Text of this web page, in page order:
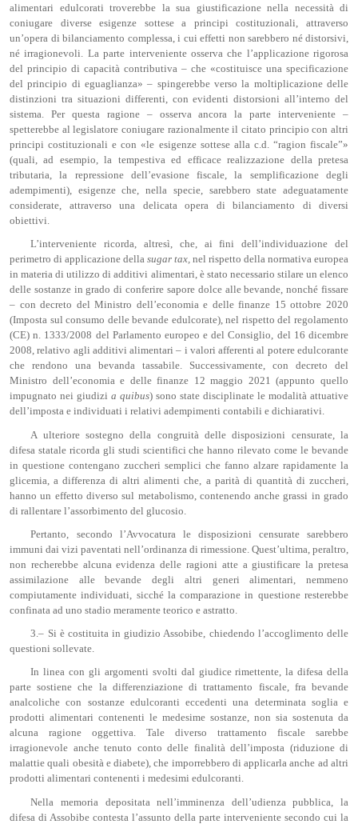
alimentari edulcorati troverebbe la sua giustificazione nella necessità di
coniugare diverse esigenze sottese a principi costituzionali, attraverso
un’opera di bilanciamento complessa, i cui effetti non sarebbero né distorsivi,
né irragionevoli. La parte interveniente osserva che l’applicazione rigorosa
del principio di capacità contributiva – che «costituisce una specificazione
del principio di eguaglianza» – spingerebbe verso la moltiplicazione delle
distinzioni tra situazioni differenti, con evidenti distorsioni all’interno del
sistema. Per questa ragione – osserva ancora la parte interveniente –
spetterebbe al legislatore coniugare razionalmente il citato principio con altri
principi costituzionali e con «le esigenze sottese alla c.d. “ragion fiscale”»
(quali, ad esempio, la tempestiva ed efficace realizzazione della pretesa
tributaria, la repressione dell’evasione fiscale, la semplificazione degli
adempimenti), esigenze che, nella specie, sarebbero state adeguatamente
considerate, attraverso una delicata opera di bilanciamento di diversi
obiettivi.
L’interveniente ricorda, altresì, che, ai fini dell’individuazione del
perimetro di applicazione della sugar tax, nel rispetto della normativa europea
in materia di utilizzo di additivi alimentari, è stato necessario stilare un elenco
delle sostanze in grado di conferire sapore dolce alle bevande, nonché fissare
– con decreto del Ministro dell’economia e delle finanze 15 ottobre 2020
(Imposta sul consumo delle bevande edulcorate), nel rispetto del regolamento
(CE) n. 1333/2008 del Parlamento europeo e del Consiglio, del 16 dicembre
2008, relativo agli additivi alimentari – i valori afferenti al potere edulcorante
che rendono una bevanda tassabile. Successivamente, con decreto del
Ministro dell’economia e delle finanze 12 maggio 2021 (appunto quello
impugnato nei giudizi a quibus) sono state disciplinate le modalità attuative
dell’imposta e individuati i relativi adempimenti contabili e dichiarativi.
A ulteriore sostegno della congruità delle disposizioni censurate, la
difesa statale ricorda gli studi scientifici che hanno rilevato come le bevande
in questione contengano zuccheri semplici che fanno alzare rapidamente la
glicemia, a differenza di altri alimenti che, a parità di quantità di zuccheri,
hanno un effetto diverso sul metabolismo, contenendo anche grassi in grado
di rallentare l’assorbimento del glucosio.
Pertanto, secondo l’Avvocatura le disposizioni censurate sarebbero
immuni dai vizi paventati nell’ordinanza di rimessione. Quest’ultima, peraltro,
non recherebbe alcuna evidenza delle ragioni atte a giustificare la pretesa
assimilazione alle bevande degli altri generi alimentari, nemmeno
compiutamente individuati, sicché la comparazione in questione resterebbe
confinata ad uno stadio meramente teorico e astratto.
3.– Si è costituita in giudizio Assobibe, chiedendo l’accoglimento delle
questioni sollevate.
In linea con gli argomenti svolti dal giudice rimettente, la difesa della
parte sostiene che la differenziazione di trattamento fiscale, fra bevande
analcoliche con sostanze edulcoranti eccedenti una determinata soglia e
prodotti alimentari contenenti le medesime sostanze, non sia sostenuta da
alcuna ragione oggettiva. Tale diverso trattamento fiscale sarebbe
irragionevole anche tenuto conto delle finalità dell’imposta (riduzione di
malattie quali obesità e diabete), che imporrebbero di applicarla anche ad altri
prodotti alimentari contenenti i medesimi edulcoranti.
Nella memoria depositata nell’imminenza dell’udienza pubblica, la
difesa di Assobibe contesta l’assunto della parte interveniente secondo cui la